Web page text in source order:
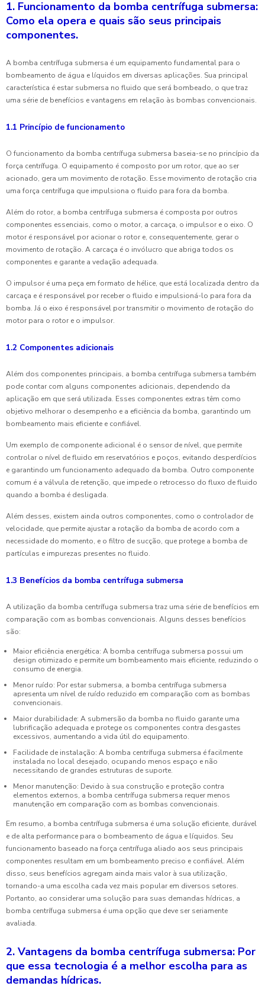
1. Funcionamento da bomba centrífuga submersa:
Como ela opera e quais são seus principais
componentes.
A bomba centrífuga submersa é um equipamento fundamental para o
bombeamento de água e líquidos em diversas aplicações. Sua principal
característica é estar submersa no fluido que será bombeado, o que traz
uma série de benefícios e vantagens em relação às bombas convencionais.
1.1 Princípio de funcionamento
O funcionamento da bomba centrífuga submersa baseia-se no princípio da
força centrífuga. O equipamento é composto por um rotor, que ao ser
acionado, gera um movimento de rotação. Esse movimento de rotação cria
uma força centrífuga que impulsiona o fluido para fora da bomba.
Além do rotor, a bomba centrífuga submersa é composta por outros
componentes essenciais, como o motor, a carcaça, o impulsor e o eixo. O
motor é responsável por acionar o rotor e, consequentemente, gerar o
movimento de rotação. A carcaça é o invólucro que abriga todos os
componentes e garante a vedação adequada.
O impulsor é uma peça em formato de hélice, que está localizada dentro da
carcaça e é responsável por receber o fluido e impulsioná-lo para fora da
bomba. Já o eixo é responsável por transmitir o movimento de rotação do
motor para o rotor e o impulsor.
1.2 Componentes adicionais
Além dos componentes principais, a bomba centrífuga submersa também
pode contar com alguns componentes adicionais, dependendo da
aplicação em que será utilizada. Esses componentes extras têm como
objetivo melhorar o desempenho e a eficiência da bomba, garantindo um
bombeamento mais eficiente e confiável.
Um exemplo de componente adicional é o sensor de nível, que permite
controlar o nível de fluido em reservatórios e poços, evitando desperdícios
e garantindo um funcionamento adequado da bomba. Outro componente
comum é a válvula de retenção, que impede o retrocesso do fluxo de fluido
quando a bomba é desligada.
Além desses, existem ainda outros componentes, como o controlador de
velocidade, que permite ajustar a rotação da bomba de acordo com a
necessidade do momento, e o filtro de sucção, que protege a bomba de
partículas e impurezas presentes no fluido.
1.3 Benefícios da bomba centrífuga submersa
A utilização da bomba centrífuga submersa traz uma série de benefícios em
comparação com as bombas convencionais. Alguns desses benefícios
são:
Maior eficiência energética: A bomba centrífuga submersa possui um
design otimizado e permite um bombeamento mais eficiente, reduzindo o
consumo de energia.
Menor ruído: Por estar submersa, a bomba centrífuga submersa
apresenta um nível de ruído reduzido em comparação com as bombas
convencionais.
Maior durabilidade: A submersão da bomba no fluido garante uma
lubrificação adequada e protege os componentes contra desgastes
excessivos, aumentando a vida útil do equipamento.
Facilidade de instalação: A bomba centrífuga submersa é facilmente
instalada no local desejado, ocupando menos espaço e não
necessitando de grandes estruturas de suporte.
Menor manutenção: Devido à sua construção e proteção contra
elementos externos, a bomba centrífuga submersa requer menos
manutenção em comparação com as bombas convencionais.
Em resumo, a bomba centrífuga submersa é uma solução eficiente, durável
e de alta performance para o bombeamento de água e líquidos. Seu
funcionamento baseado na força centrífuga aliado aos seus principais
componentes resultam em um bombeamento preciso e confiável. Além
disso, seus benefícios agregam ainda mais valor à sua utilização,
tornando-a uma escolha cada vez mais popular em diversos setores.
Portanto, ao considerar uma solução para suas demandas hídricas, a
bomba centrífuga submersa é uma opção que deve ser seriamente
avaliada.
2. Vantagens da bomba centrífuga submersa: Por
que essa tecnologia é a melhor escolha para as
demandas hídricas.